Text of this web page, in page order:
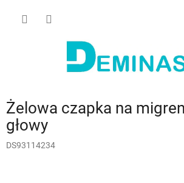
Żelowa czapka na
głowy
DS93114234